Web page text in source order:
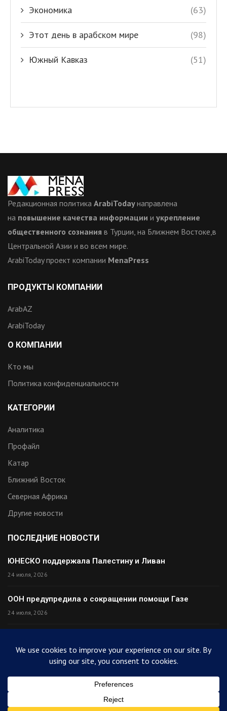
Экономика (63)
Этот день в арабском мире (98)
Южный Кавказ (51)
Редакционная политика ArabiTodayнаправлена
на повышение качества информации и укрепление
общественного сознания в Турции, на Ближнем Востоке,в
Центральной Азии и во всем мире.
ArabiToday проект компании MenaPress
ПРОДУКТЫ КОМПАНИИ
ArabAZ
ArabiToday
О КОМПАНИИ
Кто мы
Политика конфиденциальности
КАТЕГОРИИ
Аналитика
Профайл
Катар
Ближний Восток
Северная Африка
Другие новости
ПОСЛЕДНИЕ НОВОСТИ
ЮНЕСКО поддержала Палестину и Ливан
24 июля, 2026
ООН предупредила о сокращении помощи Газе
24 июля, 2026
24 июля, 2026
Палестина высмеяла Израиль после финала ЧМ